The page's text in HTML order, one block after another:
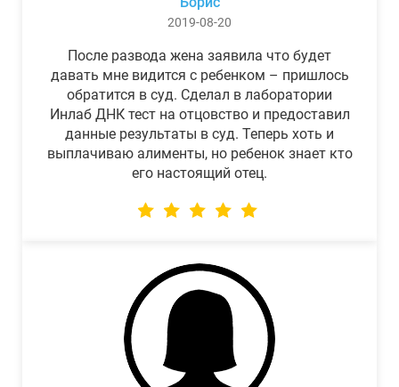
2019-08-20
После развода жена заявила что будет
давать мне видится с ребенком – пришлось
обратится в суд. Сделал в лаборатории
Инлаб ДНК тест на отцовство и предоставил
данные результаты в суд. Теперь хоть и
выплачиваю алименты, но ребенок знает кто
его настоящий отец.